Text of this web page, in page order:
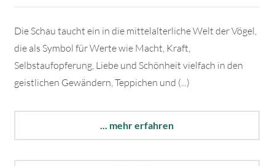
Die Schau taucht ein in die mittelalterliche Welt der Vögel,
die als Symbol für Werte wie Macht, Kraft,
Selbstaufopferung, Liebe und Schönheit vielfach in den
geistlichen Gewändern, Teppichen und (...)
... mehr erfahren